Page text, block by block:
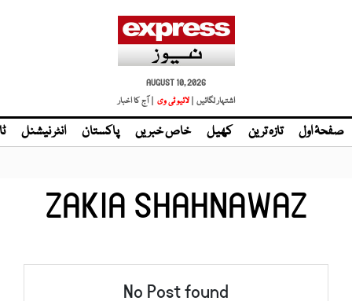
AUGUST 10, 2026
اشتہار لگائیں |
| آج کا اخبار
صفحۂ اول تازہ ترین کھیل خاص خبریں پاکستان انٹر نیشنل
ZAKIA SHAHNAWAZ
No Post found